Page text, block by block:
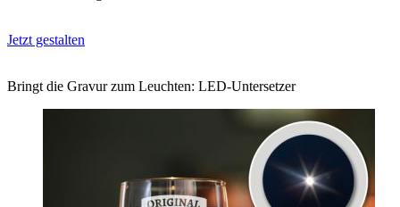
Jetzt gestalten
Bringt die Gravur zum Leuchten: LED-Untersetzer